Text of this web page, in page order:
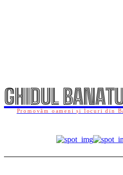
GHIDUL
Promovăm oameni și locuri din